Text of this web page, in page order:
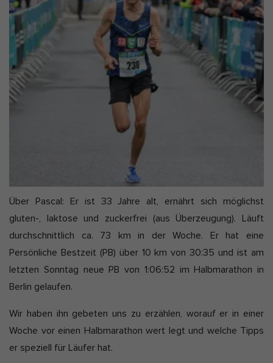
a
t
e
t
Über Pascal: Er ist 33 Jahre alt, ernährt sich möglichst
gluten-, laktose und zuckerfrei (aus Überzeugung). Läuft
durchschnittlich ca. 73 km in der Woche. Er hat eine
Persönliche Bestzeit (PB) über 10 km von 30:35 und ist am
letzten Sonntag neue PB von 1:06:52 im Halbmarathon in
Berlin gelaufen.
Wir haben ihn gebeten uns zu erzählen, worauf er in einer
Woche vor einen Halbmarathon wert legt und welche Tipps
er speziell für Läufer hat.
Marketing-Cookies werden von Drittanbietern oder Publishern
verwendet, um personalisierte Werbung anzuzeigen. Sie tun dies,
indem sie Besucher über Websites hinweg verfolgen.
Cookie-Informationen anzeigen
Externe Medien (2)
Inhalte von Videoplattformen und Social-Media-Plattformen werden
standardmäßig blockiert. Wenn Cookies von externen Medien
akzeptiert werden, bedarf der Zugriff auf diese Inhalte keiner
Cookie-Informationen anzeigen